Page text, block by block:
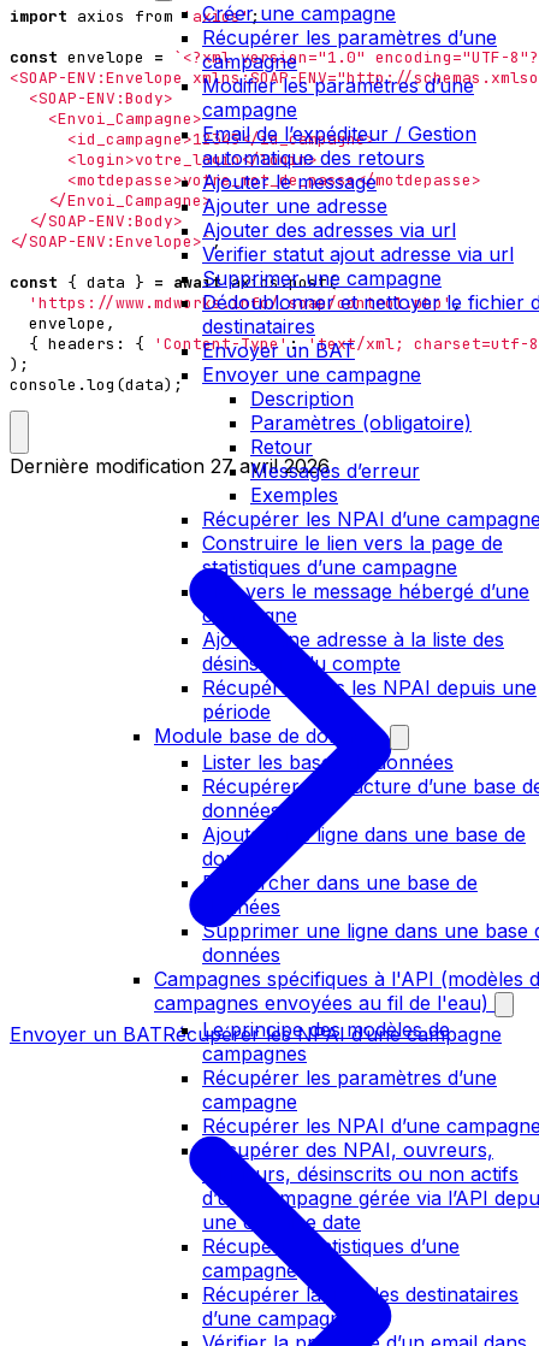
Créer une campagne
Récupérer les paramètres d’une
campagne
Modifier les paramètres d’une
campagne
Email de l’expéditeur / Gestion
automatique des retours
Ajouter le message
Ajouter une adresse
Ajouter des adresses via url
Verifier statut ajout adresse via url
Supprimer une campagne
Dédoublonner et nettoyer le fichier
destinataires
Envoyer un BAT
Envoyer une campagne
Description
Paramètres (obligatoire)
Retour
Messages d’erreur
Exemples
Récupérer les NPAI d’une
Construire le lien vers la page de
statistiques d’une campagne
Lien vers le message hébergé d’une
campagne
Ajouter une adresse à la liste des
désinscrits du compte
Récupérer tous les NPAI depuis une
période
Module base de données
Lister les bases de données
Récupérer la structure d’une base
données
Ajouter une ligne dans une base de
données
Rechercher dans une base de
données
Supprimer une ligne dans une base
données
Campagnes spécifiques à l'API (modèles
campagnes envoyées au fil de l'eau)
Le principe des modèles de
campagnes
Récupérer les paramètres d’une
campagne
Récupérer les NPAI d’une
Récupérer des NPAI, ouvreurs,
cliqueurs, désinscrits ou non actifs
d’une campagne gérée via l’API
une certaine date
Récupérer statistiques d’une
campagne
Récupérer la liste des destinataires
d’une campagne
import axios from 'axios';
const envelope
=
</SOAP-ENV:Envelope>`;
const { data } = await axios.post(
'https://www.mdworks.info/_soap/control.php',
envelope ,
{ headers : { 'Content-Type':
'text/xml; charset=utf-
);
console .log (data);
Dernière modification 27 avril 2026
Envoyer un BATRécupérer les NPAI d’une campagne